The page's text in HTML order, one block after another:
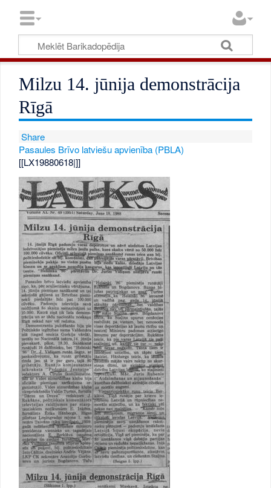
Milzu 14. jūnija demonstrācija
Rīgā
Share
Pasaules Brīvo latviešu apvienība (PBLA)
[[LX19880618|]]